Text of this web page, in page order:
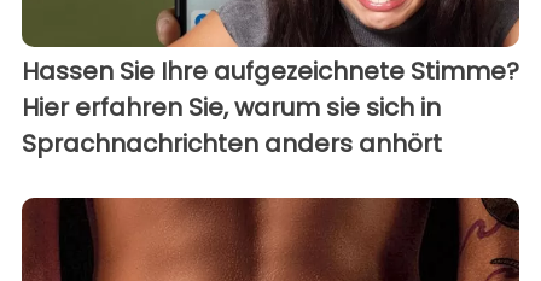
Hassen Sie Ihre aufgezeichnete Stimme?
Hier erfahren Sie, warum sie sich in
Sprachnachrichten anders anhört